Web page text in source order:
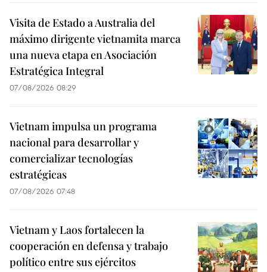
Visita de Estado a Australia del
máximo dirigente vietnamita marca
una nueva etapa en Asociación
Estratégica Integral
07/08/2026 08:29
Vietnam impulsa un programa
nacional para desarrollar y
comercializar tecnologías
estratégicas
07/08/2026 07:48
Vietnam y Laos fortalecen la
cooperación en defensa y trabajo
político entre sus ejércitos